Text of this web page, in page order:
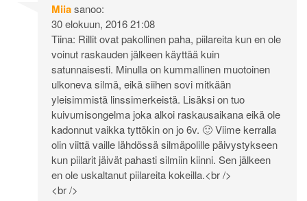
Miiasanoo:
30 elokuun, 2016 21:08
Tiina: Rillit ovat pakollinen paha, piilareita kun en ole
voinut raskauden jälkeen käyttää kuin
satunnaisesti. Minulla on kummallinen muotoinen
ulkoneva silmä, eikä siihen sovi mitkään
yleisimmistä linssimerkeistä. Lisäksi on tuo
kuivumisongelma joka alkoi raskausaikana eikä ole
kadonnut vaikka tyttökin on jo 6v. 🙂 Viime kerralla
olin viittä vaille lähdössä silmäpolille päivystykseen
kun piilarit jäivät pahasti silmiin kiinni. Sen jälkeen
en ole uskaltanut piilareita kokeilla.<br />
<br />